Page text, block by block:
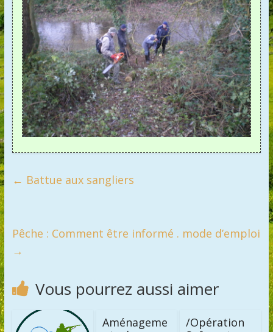
← Battue aux sangliers
Pêche : Comment être informé . mode d’emploi
→
Vous pourrez aussi aimer
Aménageme
/Opération